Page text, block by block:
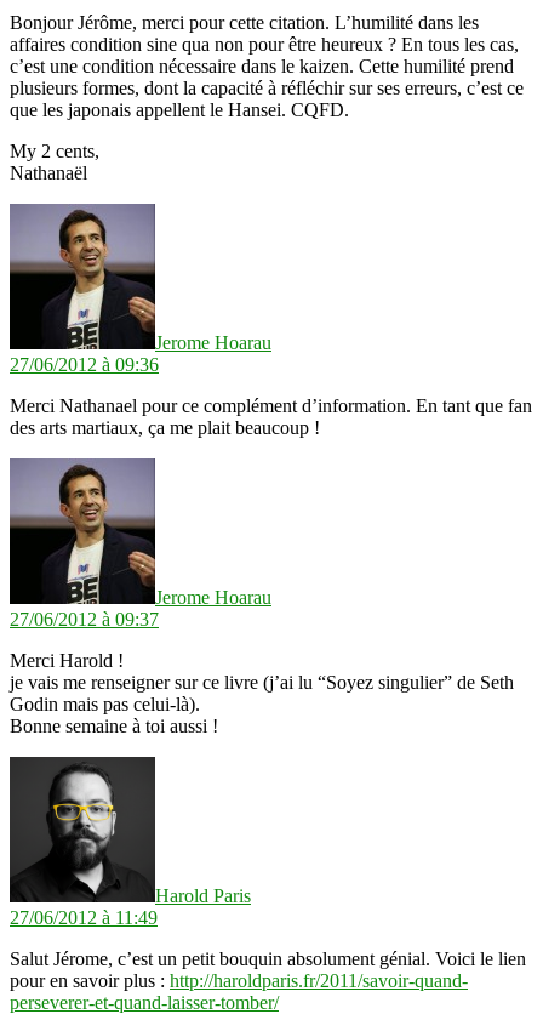
Bonjour Jérôme, merci pour cette citation. L’humilité dans les
affaires condition sine qua non pour être heureux ? En tous les cas,
c’est une condition nécessaire dans le kaizen. Cette humilité prend
plusieurs formes, dont la capacité à réfléchir sur ses erreurs, c’est ce
que les japonais appellent le Hansei. CQFD.
My 2 cents,
Nathanaël
Jerome Hoarau
27/06/2012 à 09:36
Merci Nathanael pour ce complément d’information. En tant que fan
des arts martiaux, ça me plait beaucoup !
Jerome Hoarau
27/06/2012 à 09:37
Merci Harold !
je vais me renseigner sur ce livre (j’ai lu “Soyez singulier” de Seth
Godin mais pas celui-là).
Bonne semaine à toi aussi !
Harold Paris
27/06/2012 à 11:49
Salut Jérome, c’est un petit bouquin absolument génial. Voici le lien
pour en savoir plus : http://haroldparis.fr/2011/savoir-quand-
perseverer-et-quand-laisser-tomber/